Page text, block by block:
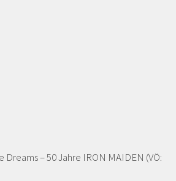
Dreams – 50 Jahre IRON MAIDEN (VÖ: